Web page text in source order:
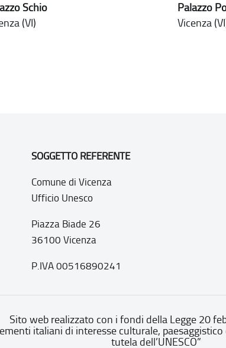
Schio
(VI)
Palazzo
Vicenza
SOGGETTO REFERENTE
Comune di Vicenza
Ufficio Unesco
Piazza Biade 26
36100 Vicenza
P.IVA 00516890241
Sito web realizzato con i fondi della Legge 20
italiani di interesse culturale,
tutela dell’UNESCO”